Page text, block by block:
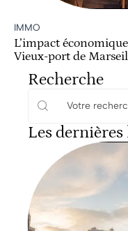
IMMO
L’impact
Vieux-port de
Recherche
Les